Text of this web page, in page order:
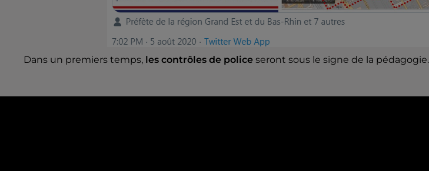
Dans un premiers temps, les contrôles de police seront sous le signe de la pédagogie.